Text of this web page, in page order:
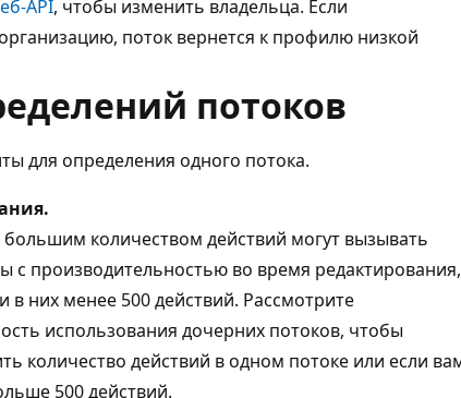
API, чтобы изменить владельца. Если
поток вернется к профилю низкой
потоков
для определения одного потока.
большим количеством действий могут вызывать
с производительностью во время редактирования,
в них менее 500 действий. Рассмотрите
использования дочерних потоков, чтобы
количество действий в одном потоке или если
500 действий.